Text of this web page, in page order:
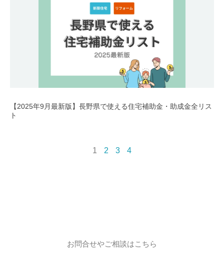
【2025年9月最新版】長野県で使える住宅補助金・助成金全リス
ト
1 2 3 4
お問合せやご相談はこちら